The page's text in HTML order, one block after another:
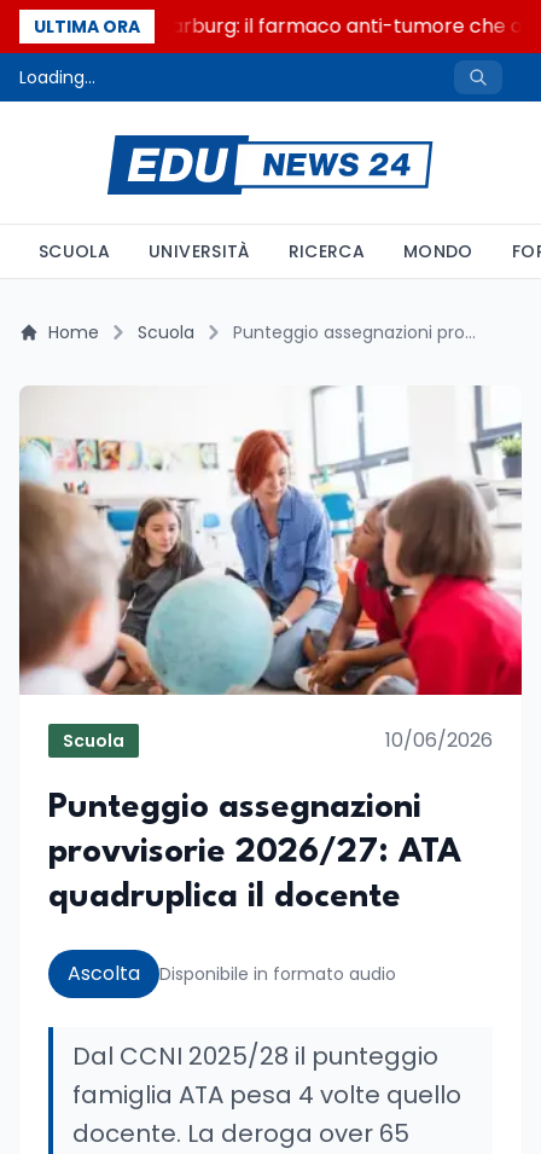
ULTIMA ORA
Un secolo di Warburg: il farmaco anti-tumore che
Loading...
SCUOLA UNIVERSITÀ RICERCA MONDO
Home Scuola Punteggio assegnazioni provvisorie 2026/27: ATA quadruplica il docente
Scuola 10/06/2026
Punteggio assegnazioni
provvisorie 2026/27: ATA
quadruplica il docente
Ascolta Disponibile in formato audio
Dal CCNI 2025/28 il punteggio
famiglia ATA pesa 4 volte quello
docente. La deroga over 65